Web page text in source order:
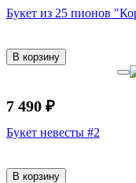
Букет из 25 пионов
В корзину
7 490 ₽
Букет невесты #2
В корзину